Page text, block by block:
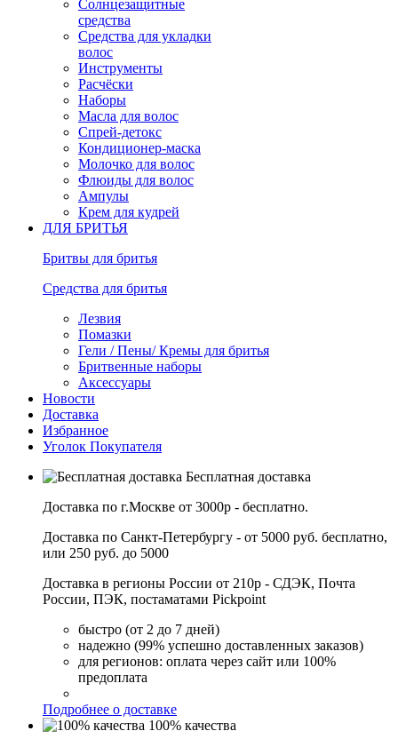
Солнцезащитные
средства
Средства для укладки
волос
Инструменты
Расчёски
Наборы
Масла для волос
Спрей-детокс
Кондиционер-маска
Молочко для волос
Флюиды для волос
Ампулы
Крем для кудрей
ДЛЯ БРИТЬЯ
Бритвы для бритья
Средства для бритья
Лезвия
Помазки
Гели / Пены/ Кремы для бритья
Бритвенные наборы
Аксессуары
Новости
Доставка
Избранное
Уголок Покупателя
Бесплатная доставка
Доставка по г.Москве от 3000р - бесплатно.
Доставка по Санкт-Петербургу - от 5000 руб. бесплатно,
или 250 руб. до 5000
Доставка в регионы России от 210р - СДЭК, Почта
России, ПЭК, постаматами Pickpoint
быстро (от 2 до 7 дней)
надежно (99% успешно доставленных заказов)
для регионов: оплата через сайт или 100%
предоплата
Подробнее о доставке
100% качества